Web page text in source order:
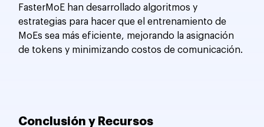
FasterMoE han desarrollado algoritmos y
estrategias para hacer que el entrenamiento de
MoEs sea más eficiente, mejorando la asignación
de tokens y minimizando costos de comunicación.
Conclusión y Recursos